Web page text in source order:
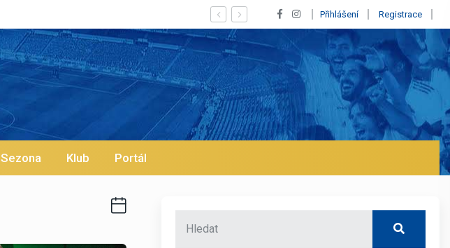
Vypískaný Vinícius! Blíží se jeho odchod z Realu a pustí se klub na trh už v lednu? |
Přihlášení Registrace
Sezona Klub Portál